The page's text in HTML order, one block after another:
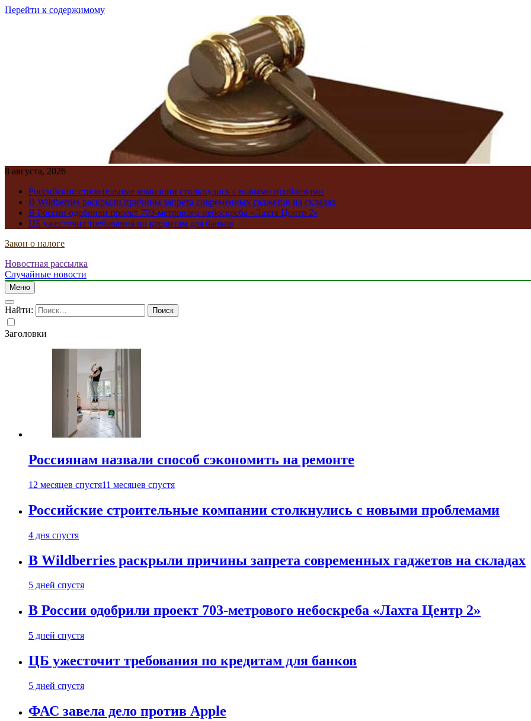
Перейти к содержимому
8 августа, 2026
Российские строительные компании столкнулись с новыми проблемами
В Wildberries раскрыли причины запрета современных гаджетов на складах
В России одобрили проект 703-метрового небоскреба «Лахта Центр 2»
ЦБ ужесточит требования по кредитам для банков
Закон о налоге
Новостная рассылка
Случайные новости
Меню
Найти:
Заголовки
Россиянам назвали способ сэкономить на ремонте
12 месяцев спустя11 месяцев спустя
Российские строительные компании столкнулись с новыми проблемами
4 дня спустя
В Wildberries раскрыли причины запрета современных гаджетов на складах
5 дней спустя
В России одобрили проект 703-метрового небоскреба «Лахта Центр 2»
5 дней спустя
ЦБ ужесточит требования по кредитам для банков
5 дней спустя
ФАС завела дело против Apple